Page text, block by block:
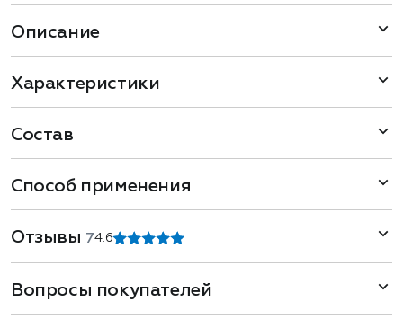
Описание
Характеристики
Состав
Способ применения
Отзывы 74.6
Вопросы покупателей